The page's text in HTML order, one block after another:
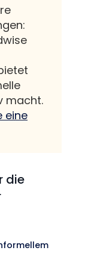
macht.
eine
die